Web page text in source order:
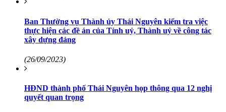
Ban Thường vụ Thành ủy Thái Nguyên kiểm tra việc
thực hiện các đề án của Tỉnh uỷ, Thành uỷ về công tác
xây dựng đảng
(26/09/2023)
HĐND thành phố Thái Nguyên họp thông qua 12 nghị
quyết quan trọng